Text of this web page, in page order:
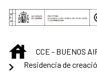
Saltar al contenido
INICIOCCE - BUENOS
Residencia de